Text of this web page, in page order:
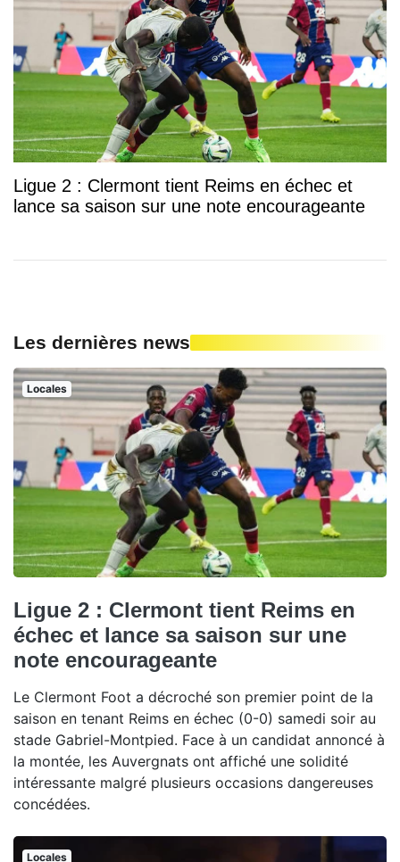
Ligue 2 : Clermont tient Reims en échec et
lance sa saison sur une note encourageante
Les dernières news
Locales
Ligue 2 : Clermont tient Reims en
échec et lance sa saison sur une
note encourageante
Le Clermont Foot a décroché son premier point de la
saison en tenant Reims en échec (0-0) samedi soir au
stade Gabriel-Montpied. Face à un candidat annoncé à
la montée, les Auvergnats ont affiché une solidité
intéressante malgré plusieurs occasions dangereuses
concédées.
Locales